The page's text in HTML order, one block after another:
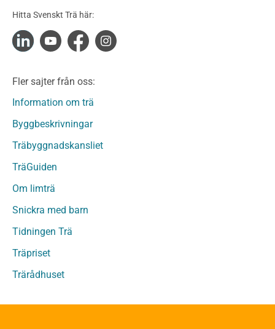
Konstruktionsvirke Fingerskarvat
Konstruktionsvirke Fingerskarvat Obehandlat
Limträ
Fanerträ
Fanerträ Obehandlat
Träpanel och Utvändig beklädnad Behandlat
Träpanel och utvändig beklädnad Obehandlat
Trägolv
Sågat virke
Sågat virke Behandlat
Övriga träprodukter
Övrigt byggvirke
Underlagsspont
Hitta Svenskt Trä här:
Fler sajter från oss:
Information om trä
Byggbeskrivningar
Träbyggnadskansliet
TräGuiden
Om limträ
Snickra med barn
Tidningen Trä
Träpriset
Trärådhuset